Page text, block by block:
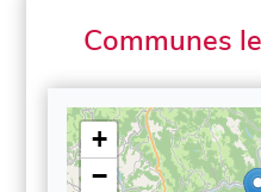
Communes
+
−